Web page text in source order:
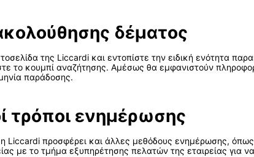
δέματος
της Liccardi και εντοπίστε την ειδική ενότητα
το κουμπί αναζήτησης. Αμέσως θα εμφανιστούν
παράδοσης.
τρόποι ενημέρωσης
Liccardi προσφέρει και άλλες μεθόδους ενημέρωσης,
με το τμήμα εξυπηρέτησης πελατών της εταιρείας για